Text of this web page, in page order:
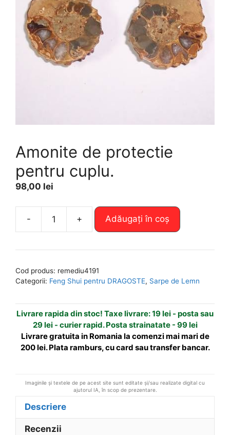
Amonite de protectie
pentru cuplu.
98,00 lei
-
Cantitate
de
pentru
+ Adăugați în coș
e
n
t
i
Cod produs: remediu4191
Categorii: Feng Shui pentru DRAGOSTE, Sarpe de Lemn
Livrare rapida din stoc! Taxe livrare: 19 lei - posta sau
29 lei - curier rapid. Posta strainatate - 99 lei
Livrare gratuita in Romania la comenzi mai mari de
200 lei. Plata ramburs, cu card sau transfer bancar.
Imaginile și textele de pe acest site sunt editate și/sau realizate digital cu
ajutorul IA, în scop de prezentare.
Descriere
Recenzii